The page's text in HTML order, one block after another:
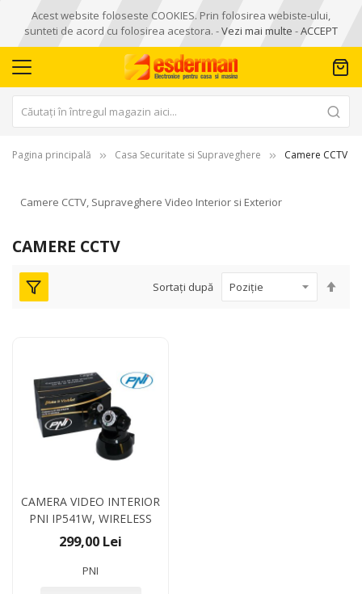
Acest website foloseste COOKIES. Prin folosirea webiste-ului,
sunteti de acord cu folosirea acestora. -Vezi mai multe -ACCEPT
Pagina principală Casa Securitate si Supraveghere Camere CCTV
Camere CCTV, Supraveghere Video Interior si Exterior
CAMERE CCTV
Sortați după
CAMERA VIDEO INTERIOR
PNI IP541W, WIRELESS
299,00 Lei
PNI